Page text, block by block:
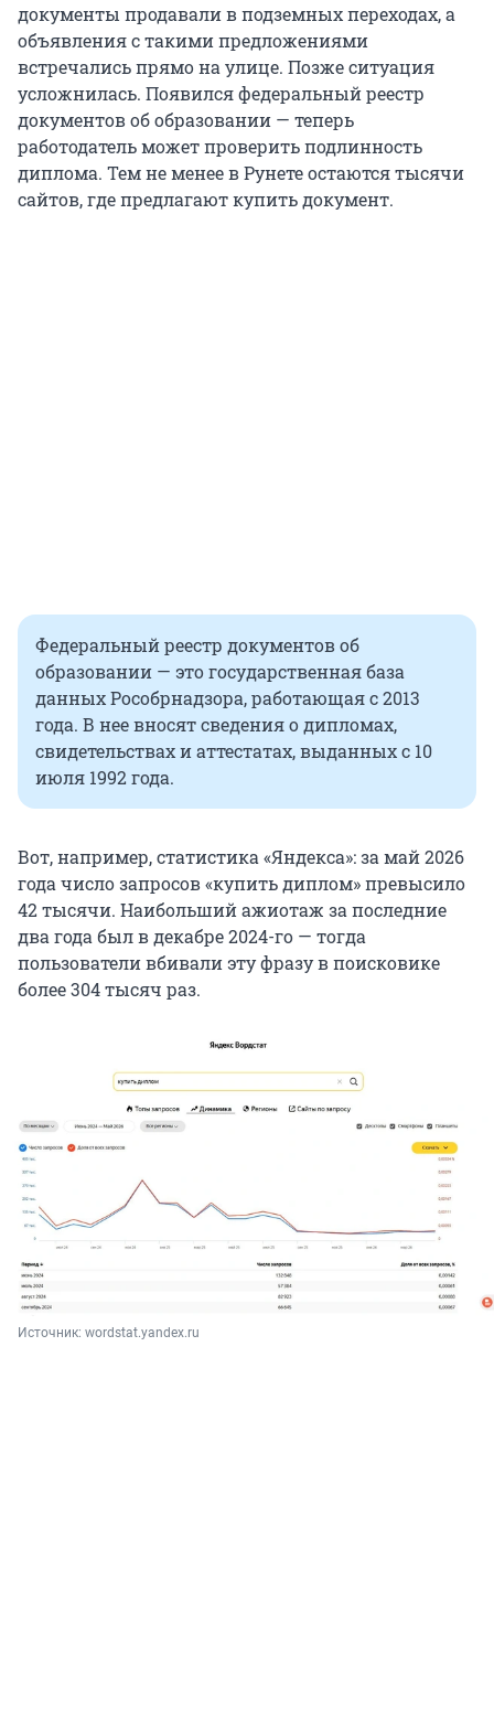
документы продавали в подземных переходах, а
объявления с такими предложениями
встречались прямо на улице. Позже ситуация
усложнилась. Появился федеральный реестр
документов об образовании — теперь
работодатель может проверить подлинность
диплома. Тем не менее в Рунете остаются тысячи
сайтов, где предлагают купить документ.
Федеральный реестр документов об
образовании — это государственная база
данных Рособрнадзора, работающая с 2013
года. В нее вносят сведения о дипломах,
свидетельствах и аттестатах, выданных с 10
июля 1992 года.
Вот, например, статистика «Яндекса»: за май 2026
года число запросов «купить диплом» превысило
42 тысячи. Наибольший ажиотаж за последние
два года был в декабре 2024-го — тогда
пользователи вбивали эту фразу в поисковике
более 304 тысяч раз.
Источник: wordstat.yandex.ru